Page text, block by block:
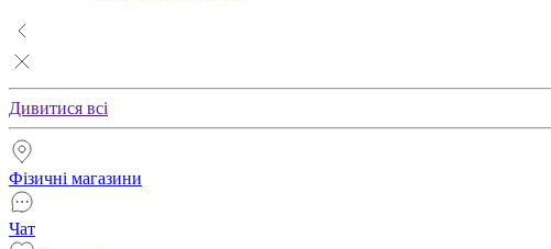
Дивитися всі
Фізичні магазини
Чат